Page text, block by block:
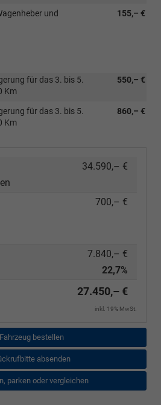
155,– €
und
550,– €
für das 3. bis 5.
Km
860,– €
für das 3. bis 5.
Km
34.590,– €
700,– €
7.840,– €
22,7%
27.450,– €
inkl. 19% MwSt.
Fahrzeug bestellen
absenden
parken oder vergleichen